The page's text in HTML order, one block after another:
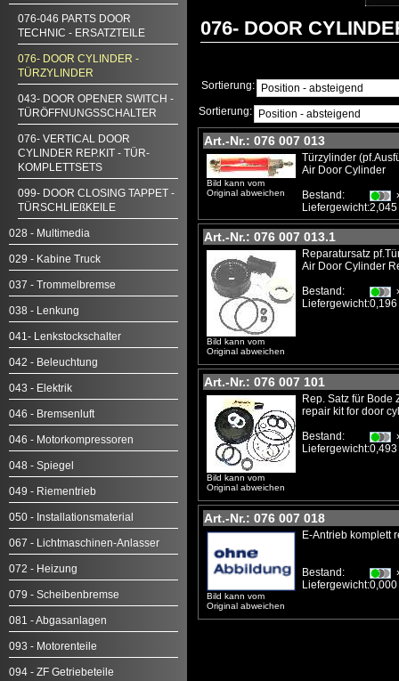
076-046 PARTS DOOR
TECHNIC - ERSATZTEILE
076- DOOR CYLINDER -
TÜRZYLINDER
043- DOOR OPENER SWITCH -
TÜRÖFFNUNGSSCHALTER
076- VERTICAL DOOR
CYLINDER REP.KIT - TÜR-
KOMPLETTSETS
099- DOOR CLOSING TAPPET -
TÜRSCHLIEßKEILE
028 - Multimedia
029 - Kabine Truck
037 - Trommelbremse
038 - Lenkung
041- Lenkstockschalter
042 - Beleuchtung
043 - Elektrik
046 - Bremsenluft
046 - Motorkompressoren
048 - Spiegel
049 - Riementrieb
050 - Installationsmaterial
067 - Lichtmaschinen-Anlasser
072 - Heizung
079 - Scheibenbremse
081 - Abgasanlagen
093 - Motorenteile
094 - ZF Getriebeteile
076- DOOR
Sortierung:
Sortierung:
Art.-Nr.: 076 007 013
Bild kann vom
Original abweichen
Türzylinder
Air Door Cylinder
Bestand:
Liefergewicht:2,045
Art.-Nr.: 076 007 013.1
Bild kann vom
Original abweichen
Reparatursatz
Air Door Cylinder
Bestand:
Liefergewicht:0,196
Art.-Nr.: 076 007 101
Bild kann vom
Original abweichen
Rep. Satz für Bode
repair kit for door
Bestand:
Liefergewicht:0,493
Art.-Nr.: 076 007 018
Bild kann vom
Original abweichen
E-Antrieb komplett
Bestand:
Liefergewicht:0,000